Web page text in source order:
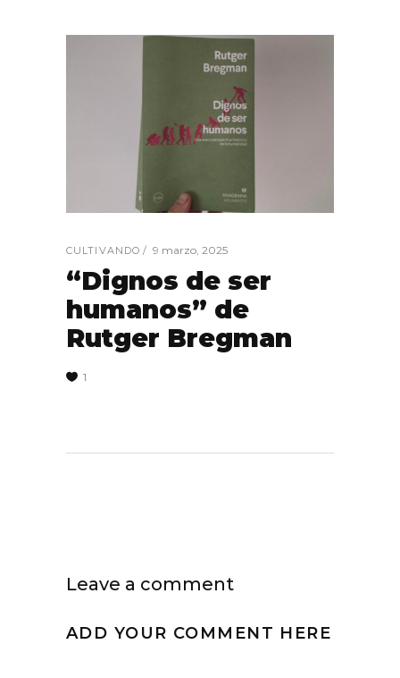
CULTIVANDO 9 marzo, 2025
“Dignos de ser
humanos” de
Rutger Bregman
1
Leave a comment
ADD YOUR COMMENT HERE